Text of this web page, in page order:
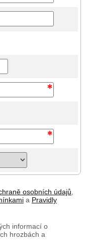
osobních údajů
a Pravidly
informací o
hrozbách a